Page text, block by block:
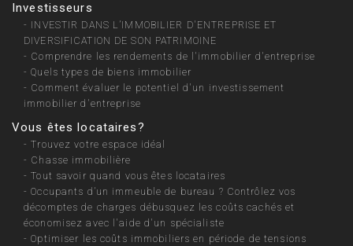
Investisseurs
- INVESTIR DANS L’IMMOBILIER D'ENTREPRISE ET
DIVERSIFICATION DE SON PATRIMOINE
- Comprendre les rendements de l'immobilier d'entreprise
-Quels types de biens immobilier
- Comment évaluer le potentiel d'un investissement
immobilier d'entreprise
Vous êtes locataires?
-Trouvez votre espace idéal
- Chasse immobilière
-Tout savoir quand vous êtes locataires
-Occupants d’un immeuble de bureau ? Contrôlez vos
décomptes de charges débusquez les coûts cachés et
économisez avec l'aide d'un spécialiste
-Optimiser les coûts immobiliers en période de tensions